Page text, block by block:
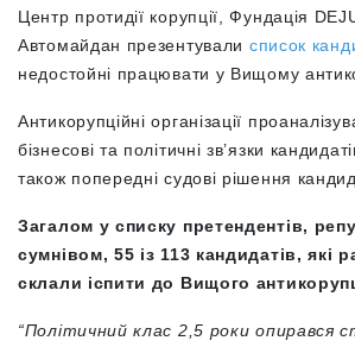
Центр протидії корупції, Фундація
Автомайдан презентували список
недостойні працювати у Вищому
Антикорупційні організації
бізнесові та політичні зв’язки
також попередні судові рішення
Загалом у списку претендентів,
сумнівом, 55 із 113 кандидатів, які
склали іспити до Вищого
“Політичний клас 2,5 роки опирався